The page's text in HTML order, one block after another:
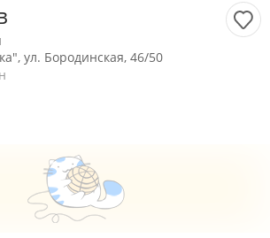
ул. Бородинская, 46/50